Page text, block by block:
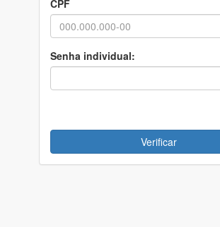
CPF
Senha individual:
Verificar